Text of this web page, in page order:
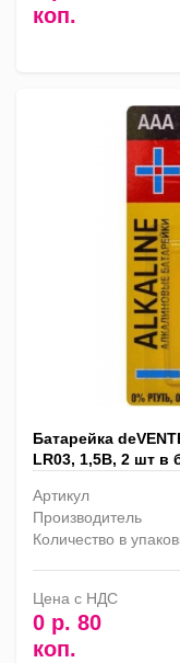
коп.
Батарейка
LR03, 1,5В, 2 шт в
Артикул
Производитель
Количество в
Цена с НДС
0 р. 80
коп.